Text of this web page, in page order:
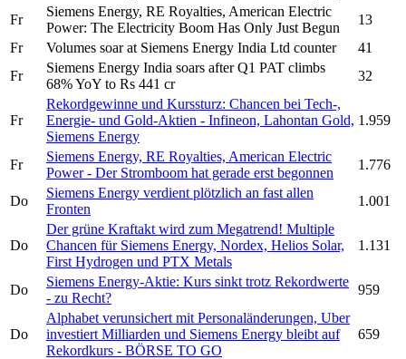
Fr
Siemens Energy, RE Royalties, American Electric
Power: The Electricity Boom Has Only Just Begun
13
Fr
Volumes soar at Siemens Energy India Ltd counter
41
Fr
Siemens Energy India soars after Q1 PAT climbs
68% YoY to Rs 441 cr
32
Fr
Rekordgewinne und Kurssturz: Chancen bei Tech-,
Energie- und Gold-Aktien - Infineon, Lahontan Gold,
Siemens Energy
1.959
Fr
Siemens Energy, RE Royalties, American Electric
Power - Der Stromboom hat gerade erst begonnen
1.776
Do
Siemens Energy verdient plötzlich an fast allen
Fronten
1.001
Do
Der grüne Kraftakt wird zum Megatrend! Multiple
Chancen fürSiemens Energy, Nordex, Helios Solar,
First Hydrogen und PTX Metals
1.131
Do
Siemens Energy-Aktie: Kurs sinkt trotz Rekordwerte
- zu Recht?
959
Do
Alphabet verunsichert mit Personaländerungen, Uber
investiert Milliarden und Siemens Energy bleibt auf
Rekordkurs - BÖRSE TO GO
659